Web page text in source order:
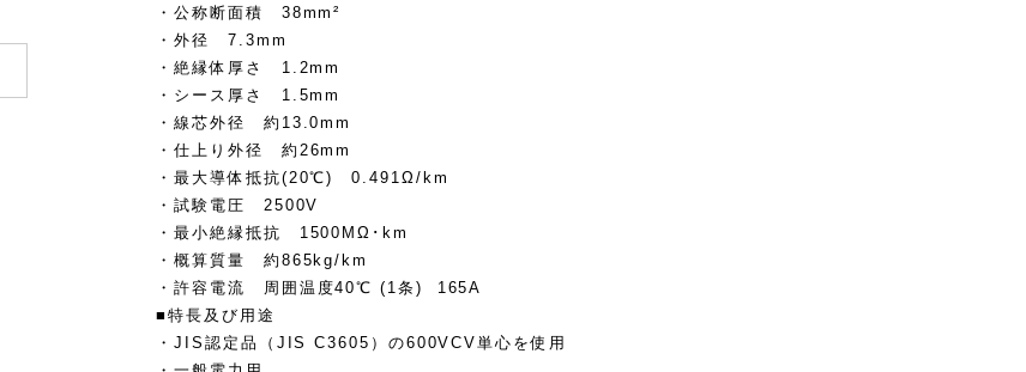
・公称断面積 38mm²
・外径 7.3mm
・絶縁体厚さ 1.2mm
・シース厚さ 1.5mm
・線芯外径 約13.0mm
・仕上り外径 約26mm
・最大導体抵抗(20℃) 0.491Ω/km
・試験電圧 2500V
・最小絶縁抵抗 1500MΩ･km
・概算質量 約865kg/km
・許容電流 周囲温度40℃ (1条) 165A
■特長及び用途
・JIS認定品（JIS C3605）の600VCV単心を使用